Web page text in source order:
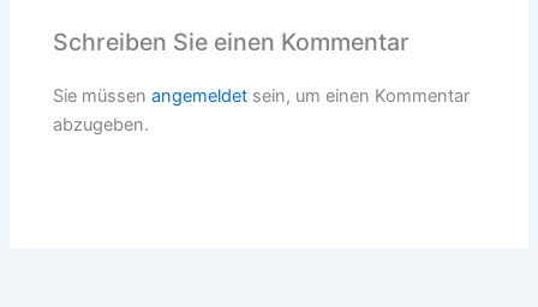
Schreiben Sie einen Kommentar
Sie müssenangemeldet sein, um einen Kommentar
abzugeben.